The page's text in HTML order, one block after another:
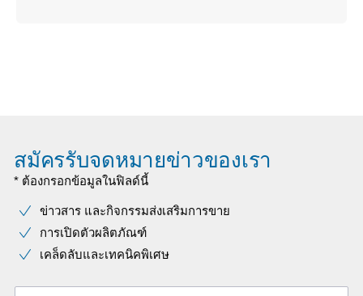
สมัครรับจดหมายข่าวของเรา
* ต้องกรอกข้อมูลในฟิลด์นี้
ข่าวสาร และกิจกรรมส่งเสริมการขาย
การเปิดตัวผลิตภัณฑ์
เคล็ดลับและเทคนิคพิเศษ